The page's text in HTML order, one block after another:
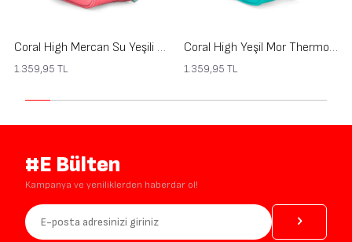
Coral High Mercan Su Yeşili Thermo Beslenme Çantası 27403
1.359,95 TL
Coral High Yeşil Mor Thermo Beslenme Çantası 27402
1.359,95 TL
#E Bülten
Kampanya ve yeniliklerden haberdar ol!